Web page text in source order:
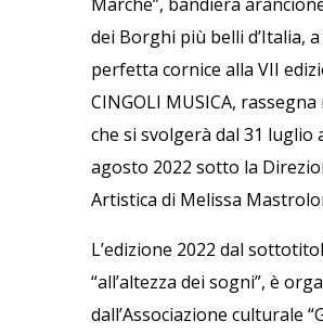
dei Borghi più belli d’Italia,
perfetta cornice alla VII
CINGOLI MUSICA, rassegna
che si svolgerà dal 31 luglio
agosto 2022 sotto la
Artistica di Melissa
L’edizione 2022 dal
“all’altezza dei sogni”, è
dall’Associazione culturale